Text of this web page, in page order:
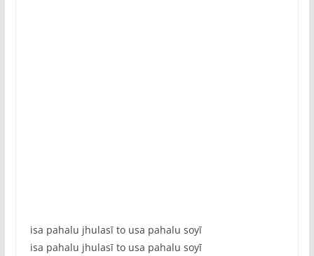
isa pahalu jhulasī to usa pahalu soyī
isa pahalu jhulasī to usa pahalu soyī